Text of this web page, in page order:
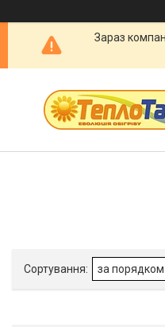
Зараз